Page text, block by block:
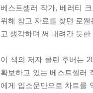
베스트셀러 작가, 베러티
위해 참고 자료를 찾던 로
고 생각하며 써 내려간 듯
이 책의 저자 콜린 후버는
확보하고 있는 베스트셀러
에게 입소문만으로 차트를